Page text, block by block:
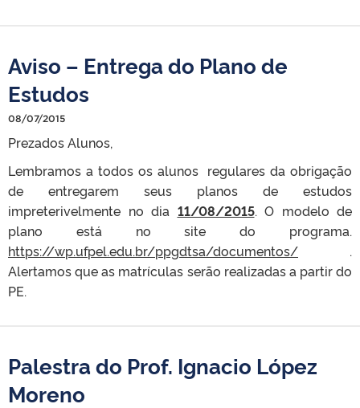
Aviso – Entrega do Plano de
Estudos
08/07/2015
Prezados Alunos,
Lembramos a todos os alunos regulares da obrigação
de entregarem seus planos de estudos
impreterivelmente no dia 11/08/2015. O modelo de
plano está no site do programa.
https://wp.ufpel.edu.br/ppgdtsa/documentos/ .
Alertamos que as matrículas serão realizadas a partir do
PE.
Palestra do Prof. Ignacio López
Moreno